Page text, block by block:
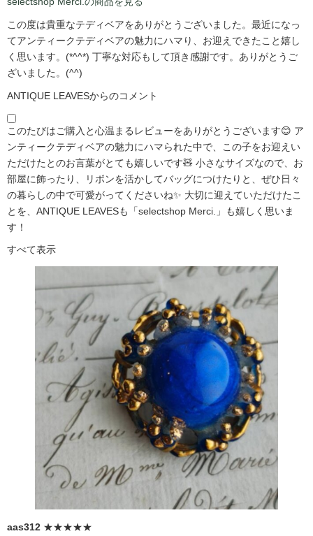
この度は貴重なテディベアをありがとうございました。最近になっ
てアンティークテディベアの魅力にハマり、お迎えできたこと嬉し
く思います。(*^^*) 丁寧な対応もして頂き感謝です。ありがとうご
ざいました。(^^)
ANTIQUE LEAVESからのコメント
このたびはご購入と心温まるレビューをありがとうございます😊 ア
ンティークテディベアの魅力にハマられた中で、この子をお迎えい
ただけたとのお言葉がとても嬉しいです🧸 小さなサイズなので、お
部屋に飾ったり、リボンを活かしてバッグにつけたりと、ぜひ日々
の暮らしの中で可愛がってくださいね✨ 大切に迎えていただけたこ
とを、ANTIQUE LEAVESも「selectshop Merci.」も嬉しく思いま
す！
すべて表示
aas312 ★★★★★